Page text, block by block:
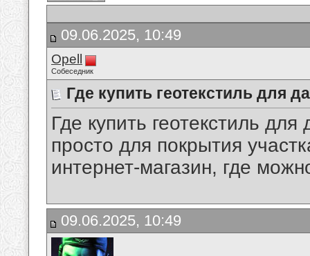
09.06.2025, 10:49
Opell
Собеседник
Где купить геотекстиль для
Где купить геотекстиль
просто для покрытия
интернет-магазин, где
09.06.2025, 10:49